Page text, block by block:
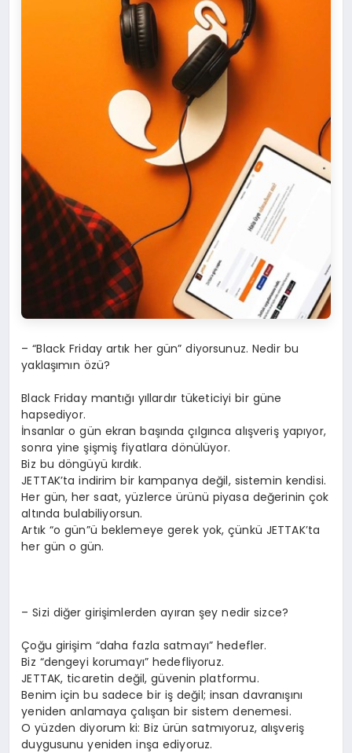
– “Black Friday artık her gün” diyorsunuz. Nedir bu
yaklaşımın özü?
Black Friday mantığı yıllardır tüketiciyi bir güne
hapsediyor.
İnsanlar o gün ekran başında çılgınca alışveriş yapıyor,
sonra yine şişmiş fiyatlara dönülüyor.
Biz bu döngüyü kırdık.
JETTAK’ta indirim bir kampanya değil, sistemin kendisi.
Her gün, her saat, yüzlerce ürünü piyasa değerinin çok
altında bulabiliyorsun.
Artık “o gün”ü beklemeye gerek yok, çünkü JETTAK’ta
her gün o gün.
– Sizi diğer girişimlerden ayıran şey nedir sizce?
Çoğu girişim “daha fazla satmayı” hedefler.
Biz “dengeyi korumayı” hedefliyoruz.
JETTAK, ticaretin değil, güvenin platformu.
Benim için bu sadece bir iş değil; insan davranışını
yeniden anlamaya çalışan bir sistem denemesi.
O yüzden diyorum ki: Biz ürün satmıyoruz, alışveriş
duygusunu yeniden inşa ediyoruz.